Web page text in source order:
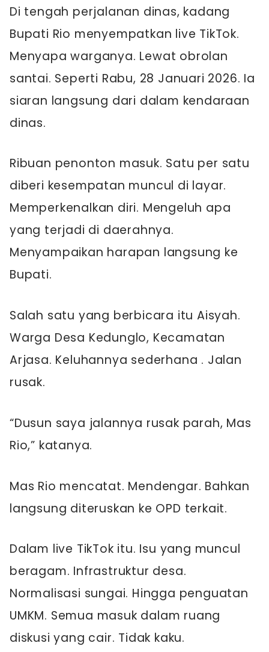
Di tengah perjalanan dinas, kadang
Bupati Rio menyempatkan live TikTok.
Menyapa warganya. Lewat obrolan
santai. Seperti Rabu, 28 Januari 2026. Ia
siaran langsung dari dalam kendaraan
dinas.
Ribuan penonton masuk. Satu per satu
diberi kesempatan muncul di layar.
Memperkenalkan diri. Mengeluh apa
yang terjadi di daerahnya.
Menyampaikan harapan langsung ke
Bupati.
Salah satu yang berbicara itu Aisyah.
Warga Desa Kedunglo, Kecamatan
Arjasa. Keluhannya sederhana . Jalan
rusak.
“Dusun saya jalannya rusak parah, Mas
Rio,” katanya.
Mas Rio mencatat. Mendengar. Bahkan
langsung diteruskan ke OPD terkait.
Dalam live TikTok itu. Isu yang muncul
beragam. Infrastruktur desa.
Normalisasi sungai. Hingga penguatan
UMKM. Semua masuk dalam ruang
diskusi yang cair. Tidak kaku.